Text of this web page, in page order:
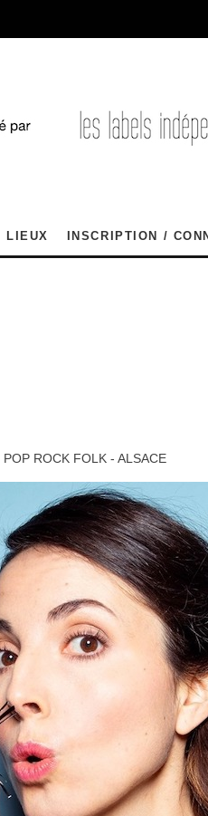
LIEUX INSCRIPTION /
POP ROCK FOLK - ALSACE